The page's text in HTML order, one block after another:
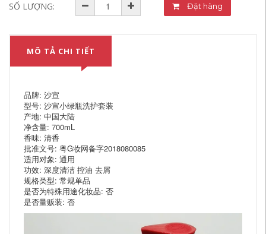
SỐ LƯỢNG: Đặt hàng
MÔ TẢ CHI TIẾT
品牌: 沙宣
型号: 沙宣小绿瓶洗护套装
产地: 中国大陆
净含量: 700mL
香味: 清香
批准文号: 粤G妆网备字2018080085
适用对象: 通用
功效: 深度清洁 控油 去屑
规格类型: 常规单品
是否为特殊用途化妆品: 否
是否量贩装: 否